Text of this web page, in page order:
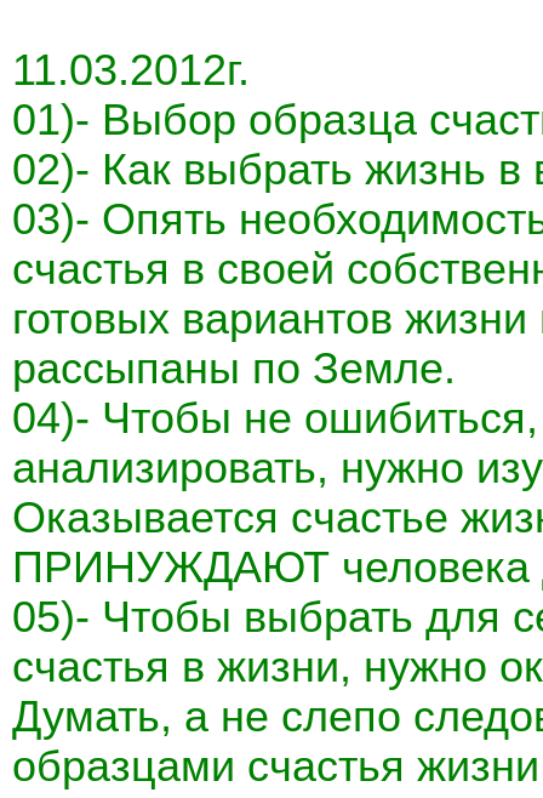
11.03.2012г.
01)- Выбор образца
02)- Как выбрать жизнь в
03)- Опять
счастья в своей
готовых вариантов
рассыпаны по Земле.
04)- Чтобы не
анализировать, нужно
Оказывается счастье
ПРИНУЖДАЮТ человека
05)- Чтобы выбрать для
счастья в жизни, нужно
Думать, а не слепо
образцами счастья